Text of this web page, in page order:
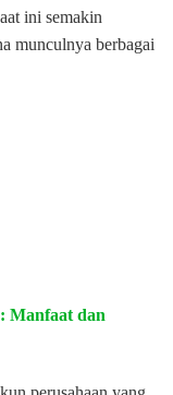
ini semakin
munculnya berbagai
Manfaat dan